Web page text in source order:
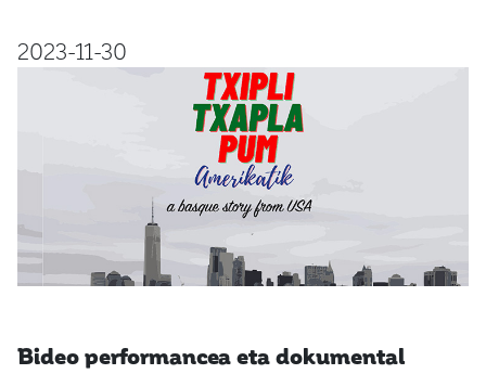
2023-11-30
Bideo performancea eta dokumental